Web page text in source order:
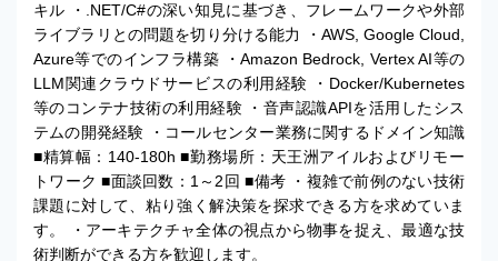
キル ・.NET/C#の深い知見に基づき、フレームワークや外部
ライブラリとの問題を切り分ける能力 ・AWS, Google Cloud,
Azure等でのインフラ構築 ・Amazon Bedrock, Vertex AI等の
LLM関連クラウドサービスの利用経験 ・Docker/Kubernetes
等のコンテナ技術の利用経験 ・音声認識APIを活用したシス
テムの開発経験 ・コールセンター業務に関するドメイン知識
■精算幅：140-180h ■勤務場所：天王洲アイルおよびリモー
トワーク ■面談回数：1～2回 ■備考 ・複雑で前例のない技術
課題に対して、粘り強く解決策を探求できる方を求めていま
す。 ・アーキテクチャ全体の視点から物事を捉え、最適な技
術判断ができる方を歓迎します。